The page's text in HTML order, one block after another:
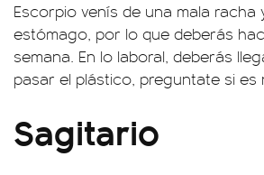
Escorpio venís de una mala
estómago, por lo que deberás
semana. En lo laboral, deberás
pasar el plástico, preguntate si es
Sagitario